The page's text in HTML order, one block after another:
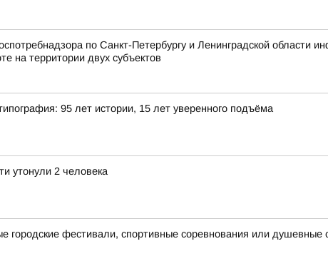
по Санкт-Петербургу и Ленинградской области
на территории двух субъектов
95 лет истории, 15 лет уверенного подъёма
утонули 2 человека
фестивали, спортивные соревнования или душевные